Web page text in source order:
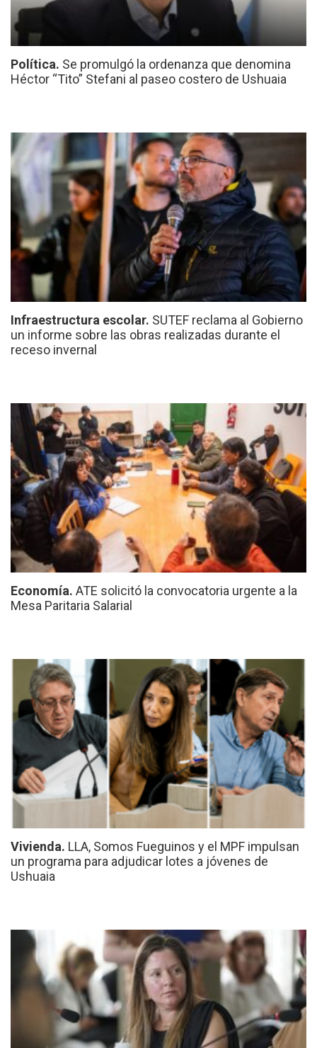
Política. Se promulgó la ordenanza que denomina
Héctor “Tito” Stefani al paseo costero de Ushuaia
Infraestructura escolar. SUTEF reclama al Gobierno
un informe sobre las obras realizadas durante el
receso invernal
Economía. ATE solicitó la convocatoria urgente a la
Mesa Paritaria Salarial
Vivienda. LLA, Somos Fueguinos y el MPF impulsan
un programa para adjudicar lotes a jóvenes de
Ushuaia